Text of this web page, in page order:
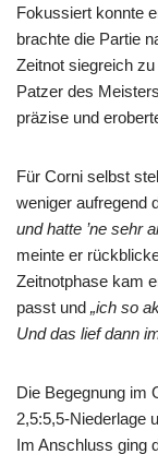
Fokussiert konnte
brachte die Partie
Zeitnot siegreich
Patzer des
präzise und
Für Corni selbst
weniger aufregend
und hatte ’ne sehr
meinte er
Zeitnotphase kam
passt und „ich so
Und das lief dann
Die Begegnung im
2,5:5,5-Niederlage
Im Anschluss ging